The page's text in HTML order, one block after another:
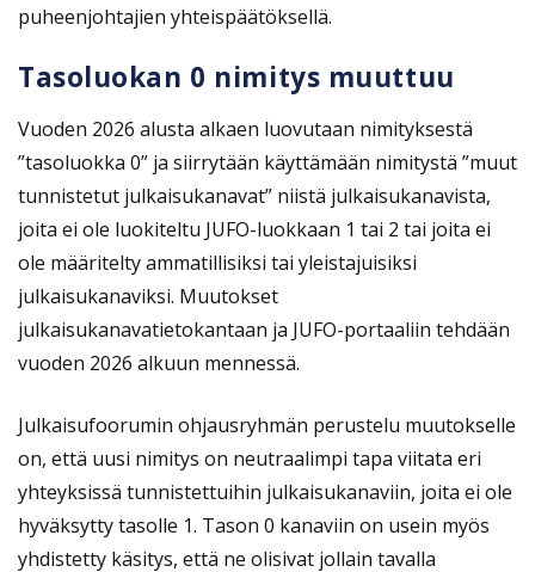
puheenjohtajien yhteispäätöksellä.
Tasoluokan 0 nimitys muuttuu
Vuoden 2026 alusta alkaen luovutaan nimityksestä
”tasoluokka 0” ja siirrytään käyttämään nimitystä ”muut
tunnistetut julkaisukanavat” niistä julkaisukanavista,
joita ei ole luokiteltu JUFO-luokkaan 1 tai 2 tai joita ei
ole määritelty ammatillisiksi tai yleistajuisiksi
julkaisukanaviksi. Muutokset
julkaisukanavatietokantaan ja JUFO-portaaliin tehdään
vuoden 2026 alkuun mennessä.
Julkaisufoorumin ohjausryhmän perustelu muutokselle
on, että uusi nimitys on neutraalimpi tapa viitata eri
yhteyksissä tunnistettuihin julkaisukanaviin, joita ei ole
hyväksytty tasolle 1. Tason 0 kanaviin on usein myös
yhdistetty käsitys, että ne olisivat jollain tavalla